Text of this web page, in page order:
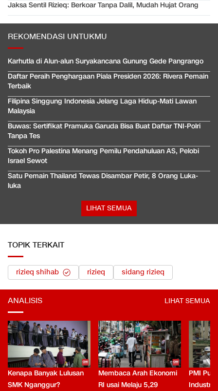
Jaksa Sentil Rizieq: Berkoar Tanpa Dalil, Mudah Hujat Orang
REKOMENDASI UNTUKMU
Karhutla di Alun-alun Suryakancana Gunung Gede Pangrango
Daftar Peraih Penghargaan Piala Presiden 2026: Rivera Pemain
Terbaik
Filipina Singgung Indonesia Jelang Laga Hidup-Mati Lawan
Malaysia
Buwas: Sertifikat Pramuka Garuda Bisa Buat Daftar TNI-Polri
Tanpa Tes
Tokoh Pro Palestina Menang Pemilu Pendahuluan AS, Pelobi
Israel Sewot
Satu Pemain Thailand Tewas Disambar Petir, 8 Orang Luka-
luka
LIHAT SEMUA
TOPIK TERKAIT
rizieq shihab rizieq sidang rizieq
ANALISIS LIHAT SEMUA
Kenapa Banyak Lulusan
SMK Nganggur?
Membaca Arah Ekonomi
RI usai Melaju 5,29
PMI
Industri